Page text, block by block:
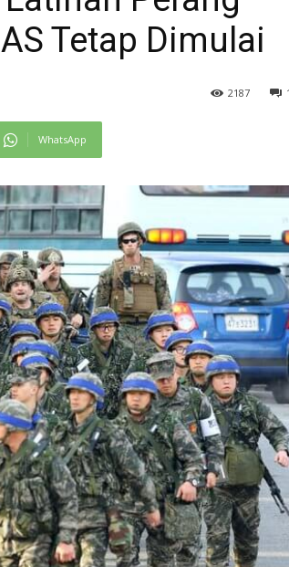
Tetap Dimulai
1
2187
WhatsApp